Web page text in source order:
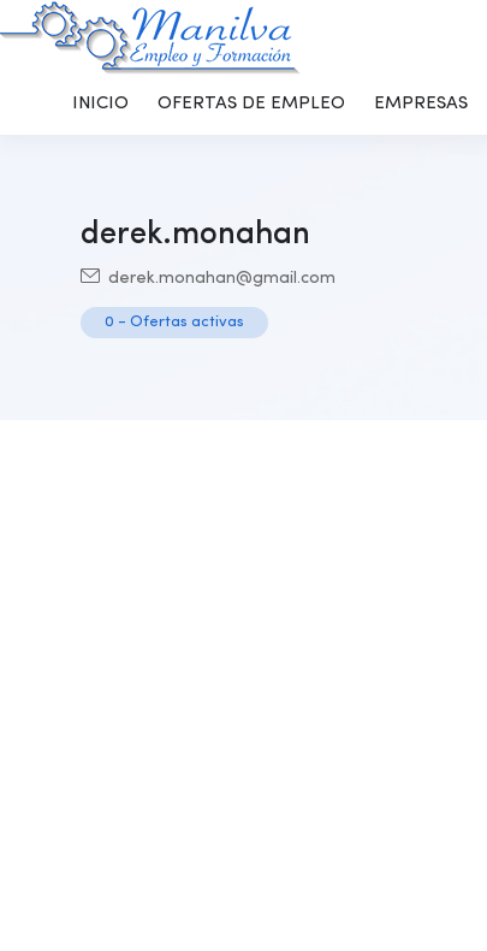
INICIO OFERTAS DE EMPLEO EMPRESAS
derek.monahan
derek.monahan@gmail.com
0 - Ofertas activas